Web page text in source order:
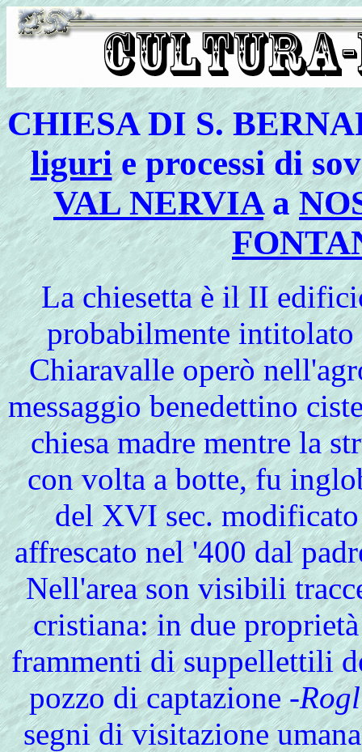
CHIESA DI S.
ligurie processi di
VAL NERVIAa
La chiesetta è il II
probabilmente
Chiaravalle operò
messaggio benedettino
chiesa madre mentre la
con volta a botte, fu
del XVI sec.
affrescato nel '400 dal
Nell'area son visibili
cristiana: in due
frammenti di suppellettili
pozzo di captazione -
segni di visitazione